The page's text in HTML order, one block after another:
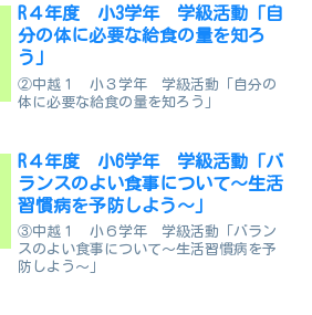
R４年度 小3学年 学級活動「自
分の体に必要な給食の量を知ろ
う」
②中越１ 小３学年 学級活動「自分の
体に必要な給食の量を知ろう」
R４年度 小6学年 学級活動「バ
ランスのよい食事について～生活
習慣病を予防しよう～」
③中越１ 小６学年 学級活動「バラン
スのよい食事について～生活習慣病を予
防しよう～」